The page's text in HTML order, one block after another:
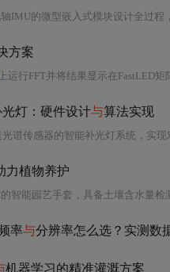
的微型嵌入式模块设计全过程，涵盖最小化系统
方案
上运行FFT并将结果显示在FastLED矩阵，
灯：硬件设计与算法实现
光谱传感器的智能补光灯系统，实
力植物养护
智能园艺手套，具备土壤含水量检
率与分辨率怎么选？实测数
机器学习的精准灌溉方案